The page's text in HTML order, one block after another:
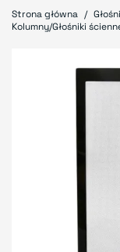
Strona główna
Kolumny/Głośniki